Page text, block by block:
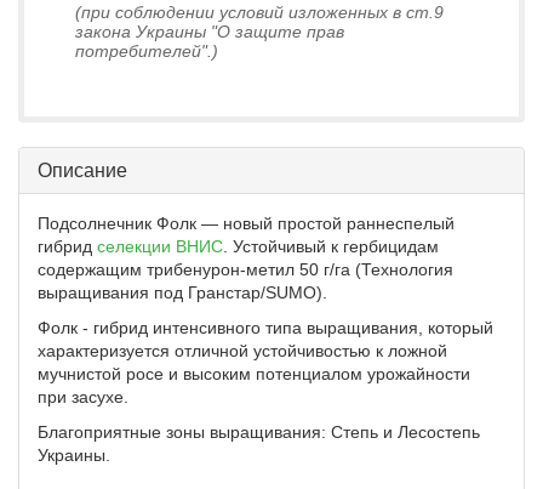
(при соблюдении условий изложенных в ст.9
закона Украины "О защите прав
потребителей".)
Описание
Подсолнечник Фолк — новый простой раннеспелый
гибрид селекции ВНИС . Устойчивый к гербицидам
содержащим трибенурон-метил 50 г/га (Технология
выращивания под Гранстар/SUMO).
Фолк - гибрид интенсивного типа выращивания, который
характеризуется отличной устойчивостью к ложной
мучнистой росе и высоким потенциалом урожайности
при засухе.
Благоприятные зоны выращивания: Степь и Лесостепь
Украины.